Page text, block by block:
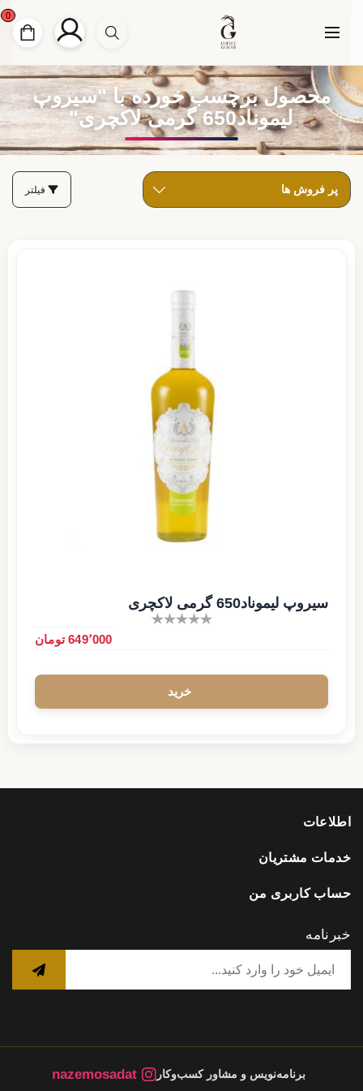
0
محصول برچسب خورده با "سیروپ
لیموناد650 گرمی لاکچری"
فیلتر
سیروپ لیموناد650 گرمی لاکچری
649٬000 تومان
اطلاعات
خدمات مشتریان
حساب کاربری من
خبرنامه
برنامه‌نویس و مشاور کسب‌وکار nazemosadat